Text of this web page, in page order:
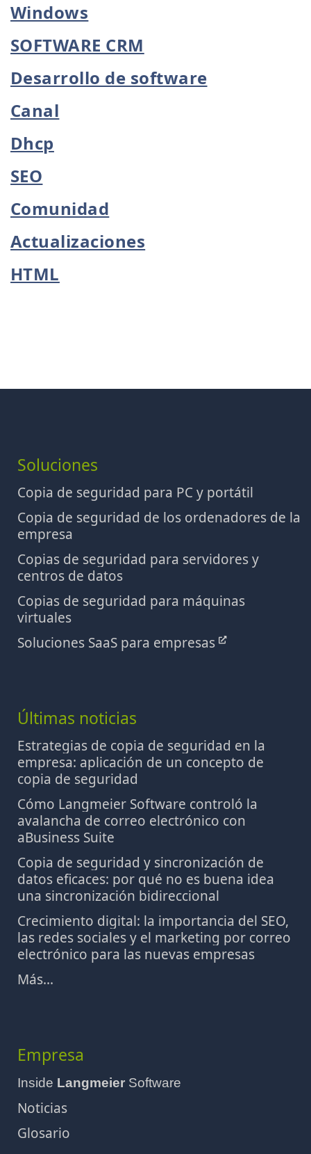
Windows
SOFTWARE CRM
Desarrollo de software
Canal
Dhcp
SEO
Comunidad
Actualizaciones
HTML
Soluciones
Copia de seguridad para PC y portátil
Copia de seguridad de los ordenadores de la
empresa
Copias de seguridad para servidores y
centros de datos
Copias de seguridad para máquinas
virtuales
Soluciones SaaS para empresas
Últimas noticias
Estrategias de copia de seguridad en la
empresa: aplicación de un concepto de
copia de seguridad
Cómo Langmeier Software controló la
avalancha de correo electrónico con
aBusiness Suite
Copia de seguridad y sincronización de
datos eficaces: por qué no es buena idea
una sincronización bidireccional
Crecimiento digital: la importancia del SEO,
las redes sociales y el marketing por correo
electrónico para las nuevas empresas
Más...
Empresa
Inside Langmeier Software
Noticias
Glosario